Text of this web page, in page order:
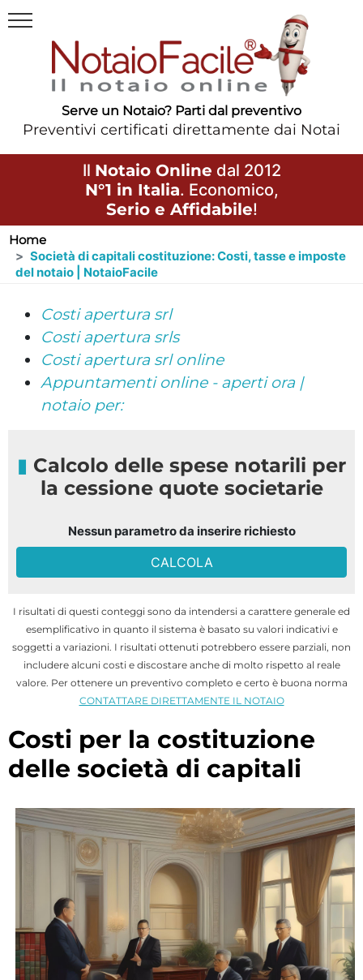
Serve un Notaio? Parti dal preventivo
Preventivi certificati direttamente dai Notai
Il Notaio Online dal 2012
N°1 in Italia. Economico,
Serio e Affidabile!
Home
Società di capitali costituzione: Costi, tasse e imposte
del notaio | NotaioFacile
Costi apertura srl
Costi apertura srls
Costi apertura srl online
Appuntamenti online - aperti ora |
notaio per:
Calcolo delle spese notarili per
la cessione quote societarie
Nessun parametro da inserire richiesto
CALCOLA
I risultati di questi conteggi sono da intendersi a carattere generale ed
esemplificativo in quanto il sistema è basato su valori indicativi e
soggetti a variazioni. I risultati ottenuti potrebbero essere parziali, non
includere alcuni costi e discostare anche di molto rispetto al reale
valore. Per ottenere un preventivo completo e certo è buona norma
CONTATTARE DIRETTAMENTE IL NOTAIO
costi per la costituzione
delle società di capitali